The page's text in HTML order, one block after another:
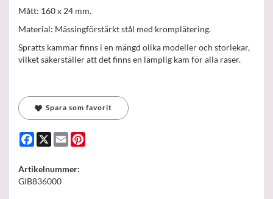
Mått: 160 x 24 mm.
Material: Mässingförstärkt stål med kromplätering.
Spratts kammar finns i en mängd olika modeller och storlekar,
vilket säkerställer att det finns en lämplig kam för alla raser.
Spara som favorit
Facebook
X Email
Artikelnummer:
GIB836000